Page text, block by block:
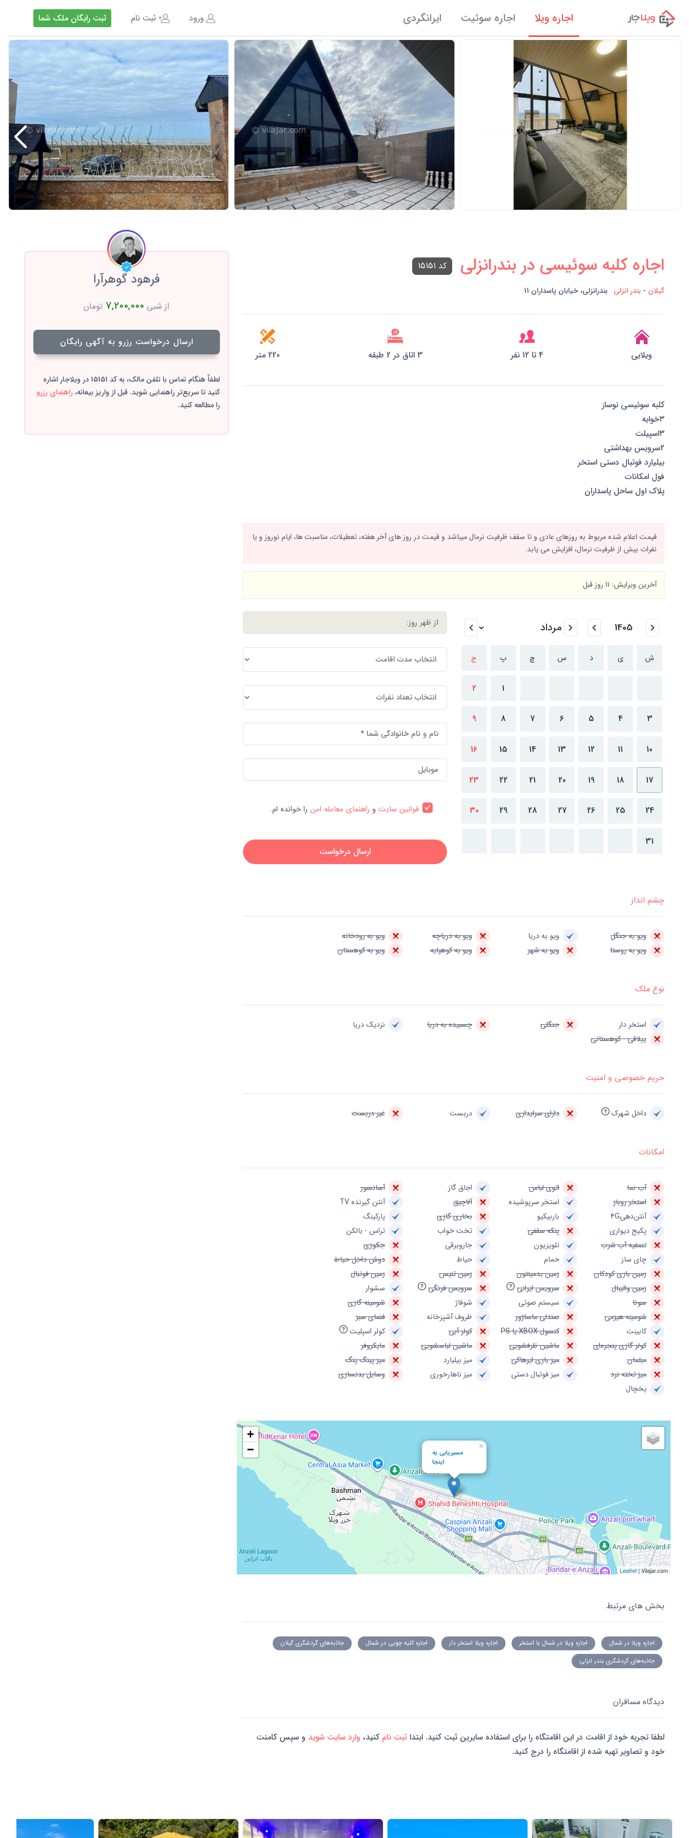
اجاره ویلا اجاره سوئیت ایرانگردی ورود ثبت نام ثبت رایگان ملک شما
اجاره کلبه سوئیسی در بندرانزلی کد 15151
گیلان - بندر انزلی بندرانزلی، خیابان پاسداران 11
ویلایی 4 تا 12 نفر 3 اتاق در 2 طبقه 220 متر
کلبه سوئیسی نوساز
۳خوابه
۳اسپیلت
۲سرویس بهداشتی
بیلیارد فوتبال دستی استخر
فول امکانات
پلاک اول ساحل پاسداران
قیمت اعلام شده مربوط به روزهای عادی و تا سقف ظرفیت نرمال میباشد و قیمت در روز های آخر هفته، تعطیلات، مناسبت ها، ایام نوروز و یا
نفرات بیش از ظرفیت نرمال، افزایش می یابد.
آخرین ویرایش: 11 روز قبل
ش ی د س چ پ ج
1
2
3
4
5
6
7
8
9
10
11
12
13
14
15
16
17
18
19
20
21
22
23
24
25
26
27
28
29
30
31
قوانین سایتو راهنمای معامله امنرا خوانده ام.
ارسال درخواست
چشم انداز
ویو به جنگل ویو به دریا ویو به دریاچه
ویو به رودخانه
ویو به روستا
ویو به شهر ویو به کوهپایه ویو به کوهستان
نوع ملک
استخر دار جنگلی چسبیده به دریا
نزدیک دریا
ییلاقی - کوهستانی
حریم خصوصی و امنیت
داخل شهرک دارای سرایداری دربست غیر دربست
امکانات
آب نما اتوی لباس اجاق گاز
آسانسور
استخر روباز
استخر سرپوشیده آلاچیق
آنتن گیرنده TV
آنتن‌دهی4G
باربیکیو بخاری گازی
پارکینگ
پکیج دیواری
پنکه سقفی تخت خواب
تراس - بالکن
تصفیه آب شرب
تلویزیون جاروبرقی
جکوزی
چای ساز
حمام حیاط
دوش داخل حیاط
زمین بازی کودکان
زمین بدمینتون زمین تنیس
زمین فوتبال
زمین والیبال
سرویس ایرانی سرویس فرنگی
سشوار
سونا
سیستم صوتی شوفاژ
شومینه گازی
شومینه هیزمی
صندلی ماساژور ظروف آشپزخانه
فضای سبز
کابینت
کنسول XBOX یا PS کولر آبی
کولر اسپلیت
کولر گازی پنجره‌ای
ماشین ظرفشویی ماشین لباسشویی
مایکروفر
مبلمان
میز بازی ایرهاکی میز بیلیارد
میز پینگ پنگ
میز تخته نرد
میز فوتبال دستی میز ناهارخوری
وسایل بدنسازی
یخچال
مسیریابی به
اینجا
×
+
−
Leaflet | Vilajar.com
بخش های مرتبط
اجاره ویلا در شمال اجاره ویلا در شمال با استخر اجاره ویلا استخر دار اجاره کلبه چوبی در شمال
جاذبه‌های گردشگری گیلان
جاذبه‌های گردشگری بندر انزلی
دیدگاه مسافران
لطفا تجربه خود از اقامت در این اقامتگاه را برای استفاده سایرین ثبت کنید. ابتدا ثبت نام کنید، وارد سایت شوید و سپس کامنت
خود و تصاویر تهیه شده از اقامتگاه را درج کنید.
فرهود گوهرآرا
از شبی 7,200,000 تومان
ارسال درخواست رزرو به آگهی رایگان
لطفاً هنگام تماس با تلفن مالک، به کد 15151 در ویلاجار اشاره
کنید تا سریع‌تر راهنمایی شوید. قبل از واریز بیعانه،راهنمای رزرو
را مطالعه کنید.